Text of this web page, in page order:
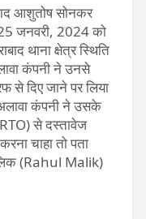
आशुतोष सोनकर
जनवरी, 2024 को
थाना क्षेत्र स्थिति
कंपनी ने उनसे
से दिए जाने पर लिया
कंपनी ने उसके
से दस्तावेज
चाहा तो पता
(Rahul Malik)